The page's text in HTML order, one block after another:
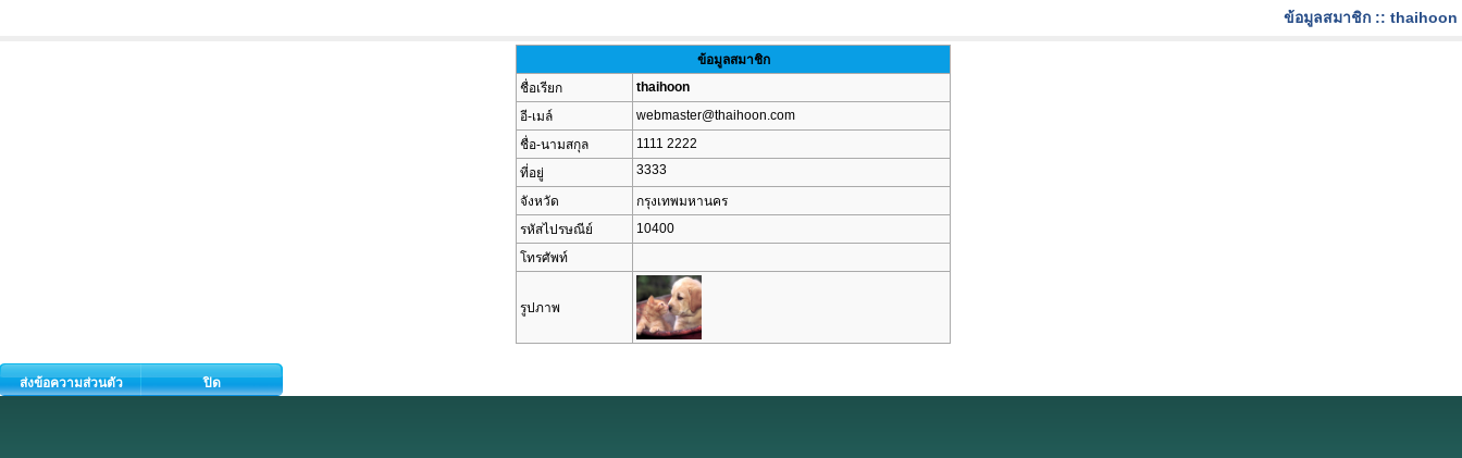
ข้อมูลสมาชิก :: thaihoon
ข้อมูลสมาชิก
ชื่อเรียก
thaihoon
อี-เมล์
webmaster@thaihoon.com
ชื่อ-นามสกุล
1111 2222
ที่อยู่
3333
จังหวัด
กรุงเทพมหานคร
รหัสไปรษณีย์
10400
โทรศัพท์
รูปภาพ
ส่งข้อความส่วนตัว ปิด